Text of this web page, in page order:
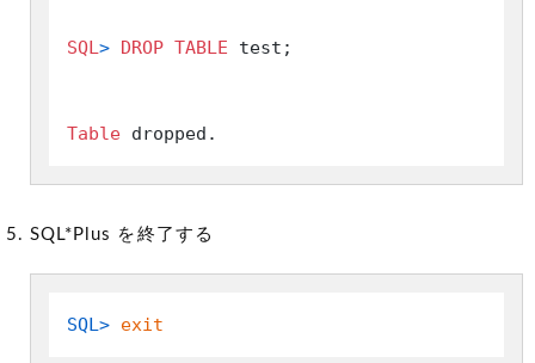
SQL> DROP TABLE test;
Table
SQL*Plus を終了する
SQL> exit